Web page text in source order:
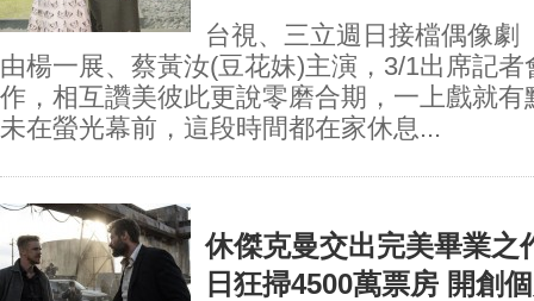
台視、三立週日接檔偶像劇
由楊一展、蔡黃汝(豆花妹)主演，3/1出席記
作，相互讚美彼此更說零磨合期，一上戲就
未在螢光幕前，這段時間都在家休息...
休傑克曼交出完美畢業之
日狂掃4500萬票房 開創